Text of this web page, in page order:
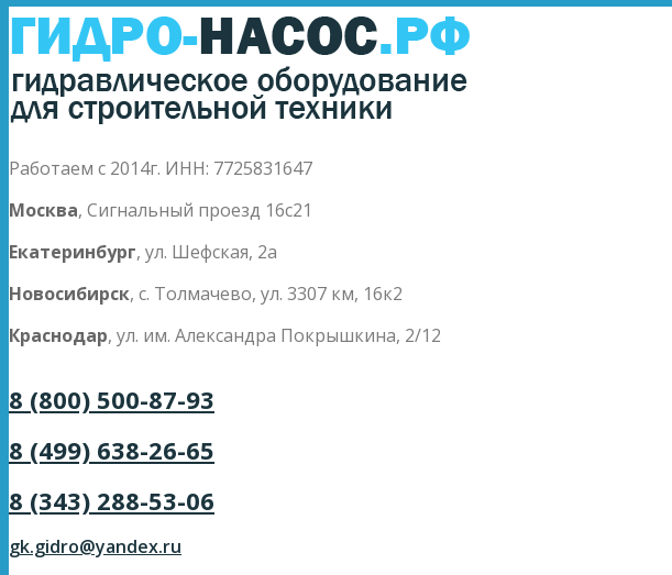
Работаем с 2014г. ИНН: 7725831647
Москва, Сигнальный проезд 16с21
Екатеринбург, ул. Шефская, 2а
Новосибирск, с. Толмачево, ул. 3307 км, 16к2
Краснодар, ул. им. Александра Покрышкина, 2/12
8 (800) 500-87-93
8 (499) 638-26-65
8 (343) 288-53-06
gk.gidro@yandex.ru